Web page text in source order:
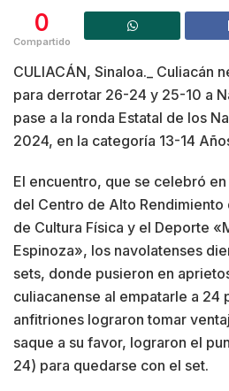
0
Compartido
CULIACÁN, Sinaloa._ Culiacán
para derrotar 26-24 y 25-10 a
pase a la ronda Estatal de los
2024, en la categoría 13-14
El encuentro, que se celebró
del Centro de Alto Rendimiento
de Cultura Física y el Deporte
Espinoza», los navolatenses
sets, donde pusieron en
culiacanense al empatarle a 24
anfitriones lograron tomar
saque a su favor, lograron el
24) para quedarse con el set.